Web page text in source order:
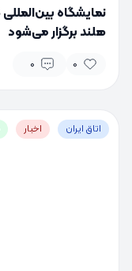
هلند برگزار می‌شود
0
0
اتاق ایران اخبار